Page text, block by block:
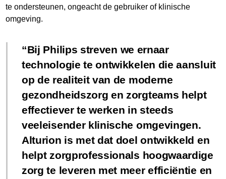
te ondersteunen, ongeacht de gebruiker of klinische
omgeving.
Bij Philips streven we ernaar
technologie te ontwikkelen die aansluit
op de realiteit van de moderne
gezondheidszorg en zorgteams helpt
effectiever te werken in steeds
veeleisender klinische omgevingen.
Alturion is met dat doel ontwikkeld en
helpt zorgprofessionals hoogwaardige
zorg te leveren met meer efficiëntie en